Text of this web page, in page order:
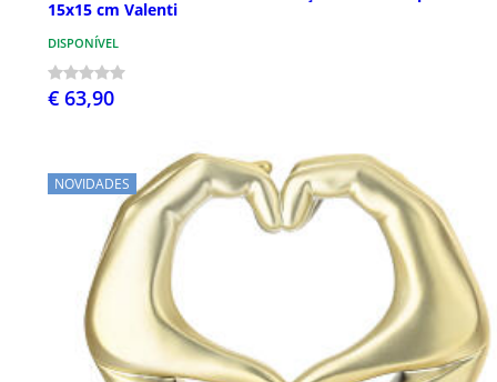
15x15 cm Valenti
DISPONÍVEL
€ 63,90
NOVIDADES